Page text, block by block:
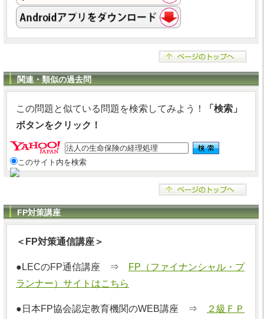
関連・類似の過去問
この問題と似ている問題を検索してみよう！
「検索」
ボタンをクリック！
このサイト内を検索
FP対策講座
＜FP対策通信講座＞
●LECのFP通信講座 ⇒
FP（ファイナンシャル・プ
ランナー）サイトはこちら
●日本FP協会認定教育機関のWEB講座 ⇒
２級ＦＰ